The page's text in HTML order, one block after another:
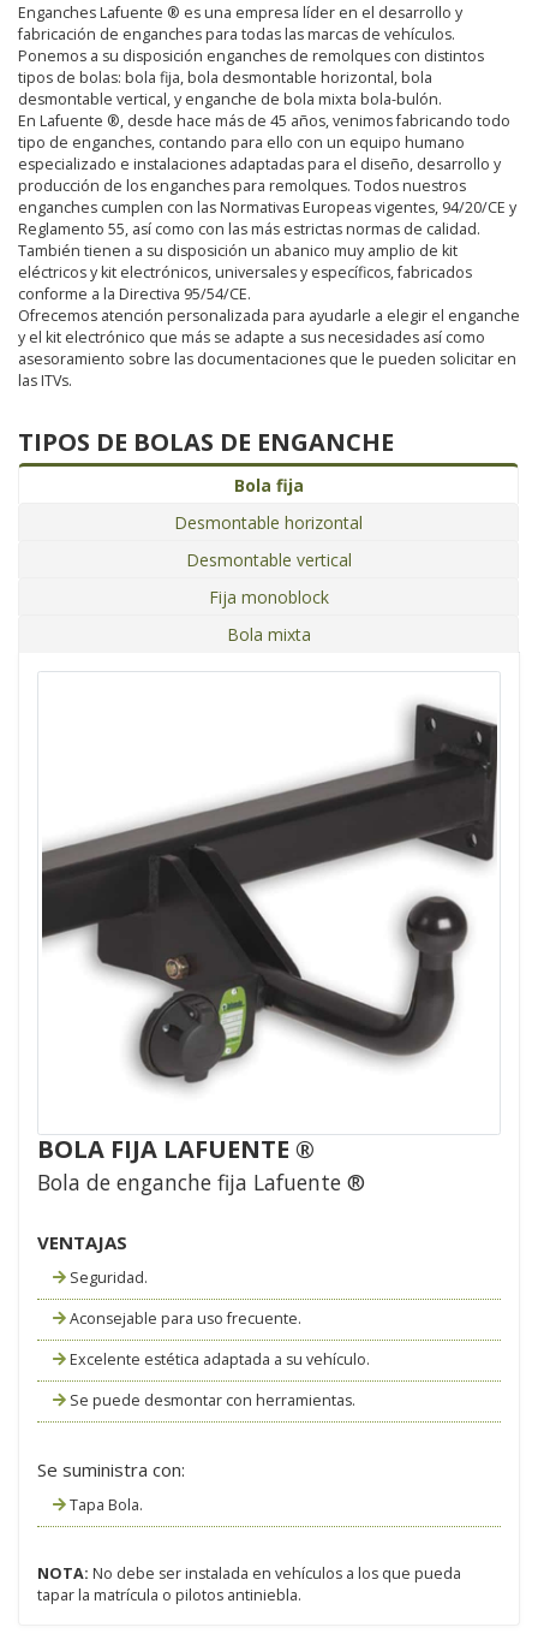
Enganches Lafuente ® es una empresa líder en el desarrollo y
fabricación de enganches para todas las marcas de vehículos.
Ponemos a su disposición enganches de remolques con distintos
tipos de bolas: bola fija, bola desmontable horizontal, bola
desmontable vertical, y enganche de bola mixta bola-bulón.
En Lafuente ®, desde hace más de 45 años, venimos fabricando todo
tipo de enganches, contando para ello con un equipo humano
especializado e instalaciones adaptadas para el diseño, desarrollo y
producción de los enganches para remolques. Todos nuestros
enganches cumplen con las Normativas Europeas vigentes, 94/20/CE y
Reglamento 55, así como con las más estrictas normas de calidad.
También tienen a su disposición un abanico muy amplio de kit
eléctricos y kit electrónicos, universales y específicos, fabricados
conforme a la Directiva 95/54/CE.
Ofrecemos atención personalizada para ayudarle a elegir el enganche
y el kit electrónico que más se adapte a sus necesidades así como
asesoramiento sobre las documentaciones que le pueden solicitar en
las ITVs.
TIPOS DE BOLAS DE ENGANCHE
Bola fija
Desmontable horizontal
Desmontable vertical
Fija monoblock
Bola mixta
BOLA FIJA LAFUENTE ®
Bola de enganche fija Lafuente ®
VENTAJAS
Seguridad.
Aconsejable para uso frecuente.
Excelente estética adaptada a su vehículo.
Se puede desmontar con herramientas.
Se suministra con:
Tapa Bola.
NOTA: No debe ser instalada en vehículos a los que pueda
tapar la matrícula o pilotos antiniebla.